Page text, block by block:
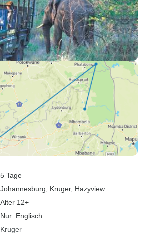
5 Tage
Johannesburg , Kruger, Hazyview
Alter 12+
Nur: Englisch
Kruger